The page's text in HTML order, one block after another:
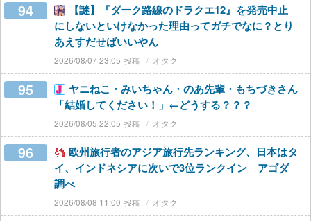
94
【謎】『ダーク路線のドラクエ12』を発売中止
にしないといけなかった理由ってガチでなに？とり
あえすだせばいいやん
2026/08/07 23:05 オタク
95
ヤニねこ・みいちゃん・のあ先輩・もちづきさん
「結婚してください！」←どうする？？？
2026/08/05 22:05 オタク
96
欧州旅行者のアジア旅行先ランキング、日本はタ
イ、インドネシアに次いで3位ランクイン アゴダ
調べ
2026/08/08 11:00 オタク